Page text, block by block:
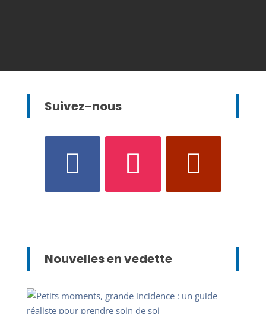
Suivez-nous
Nouvelles en vedette